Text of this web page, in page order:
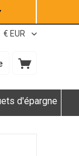
d'épargne